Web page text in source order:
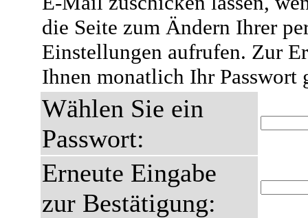
die Seite zum Ändern Ihrer
Einstellungen aufrufen. Zur
Ihnen monatlich Ihr Passwort
Wählen Sie ein
Passwort:
Erneute Eingabe
zur Bestätigung: